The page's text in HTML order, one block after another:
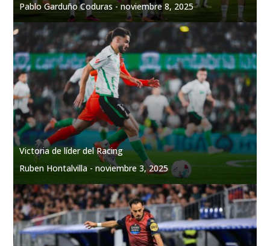
Pablo Garduño Coduras -noviembre 8, 2025
Victoria de líder del Racing
Ruben Hontalvilla -noviembre 3, 2025